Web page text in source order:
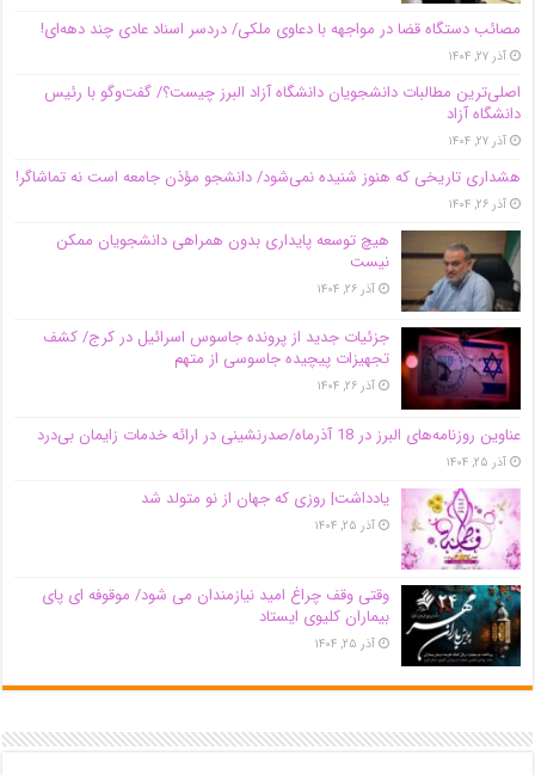
مصائب دستگاه قضا در مواجهه با دعاوی ملکی/ دردسر اسناد عادی چند‌ دهه‌ای!
آذر ۲۷, ۱۴۰۴
اصلی‌ترین مطالبات دانشجویان دانشگاه آزاد البرز چیست؟/ گفت‌وگو با رئیس
دانشگاه آز‌اد
آذر ۲۷, ۱۴۰۴
هشداری تاریخی که هنوز شنیده نمی‌شود/ دانشجو مؤذن جامعه است نه تماشاگر!
آذر ۲۶, ۱۴۰۴
هیچ توسعه پایداری بدون همراهی دانشجویان ممکن
نیست
آذر ۲۶, ۱۴۰۴
جزئیات جدید از پرونده جاسوس اسرائیل در کرج/‌ کشف
تجهیزات پیچیده جاسوسی از متهم
آذر ۲۶, ۱۴۰۴
عناوین روزنامه‌های البرز در ‌18 آذرماه/صدرنشینی در ارائه خدمات زایمان بی‌درد
آذر ۲۵, ۱۴۰۴
یادداشت| روزی که جهان از نو متولد شد
آذر ۲۵, ۱۴۰۴
وقتی وقف چراغ امید نیازمندان می شود/ موقوفه ای پای
بیماران کلیوی ایستاد
آذر ۲۵, ۱۴۰۴